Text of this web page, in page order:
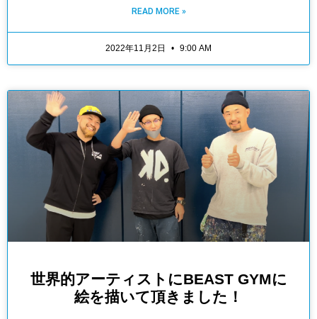
READ MORE »
2022年11月2日 9:00 AM
世界的アーティストにBEAST GYMに
絵を描いて頂きました！